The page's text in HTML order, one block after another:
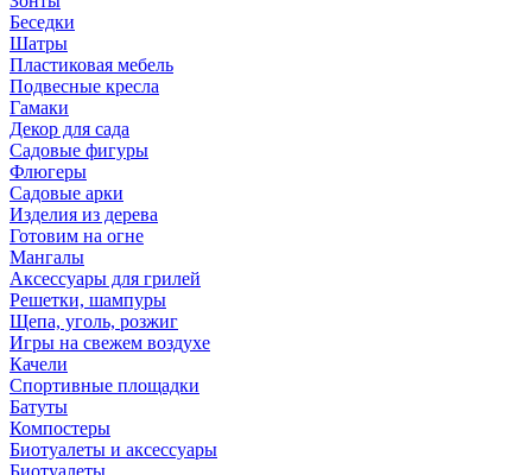
Беседки
Шатры
Пластиковая мебель
Подвесные кресла
Гамаки
Декор для сада
Садовые фигуры
Флюгеры
Садовые арки
Изделия из дерева
Готовим на огне
Мангалы
Аксессуары для грилей
Решетки, шампуры
Щепа, уголь, розжиг
Игры на свежем воздухе
Качели
Спортивные площадки
Батуты
Компостеры
Биотуалеты и аксессуары
Биотуалеты